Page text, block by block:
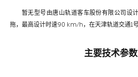
暂无型号由唐山轨道客车股份有限公司设
拖，最高设计时速90 km/h，在天津轨道交通1号
主要技术参数